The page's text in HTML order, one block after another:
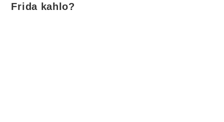
Frida kahlo?